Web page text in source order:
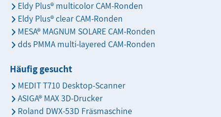
Eldy Plus® multicolor CAM-Ronden
Eldy Plus® clear CAM-Ronden
MESA® MAGNUM SOLARE CAM-Ronden
dds PMMA multi-layered CAM-Ronden
Häufig gesucht
MEDIT T710 Desktop-Scanner
ASIGA® MAX 3D-Drucker
Roland DWX-53D Fräsmaschine